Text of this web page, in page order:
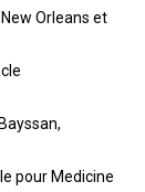
Orleans et
pour Medicine